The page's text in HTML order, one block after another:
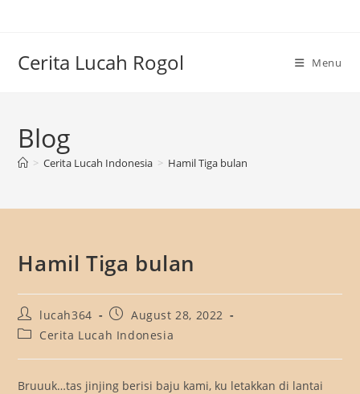
Cerita Lucah Rogol Menu
Blog
> Cerita Lucah Indonesia > Hamil Tiga bulan
Hamil Tiga bulan
Post
author:
lucah364
Post
published:
August 28, 2022
PostCerita Lucah Indonesia
Bruuuk…tas jinjing berisi baju kami, ku letakkan di lantai